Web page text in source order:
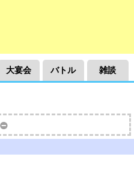
大宴会 バトル 雑談